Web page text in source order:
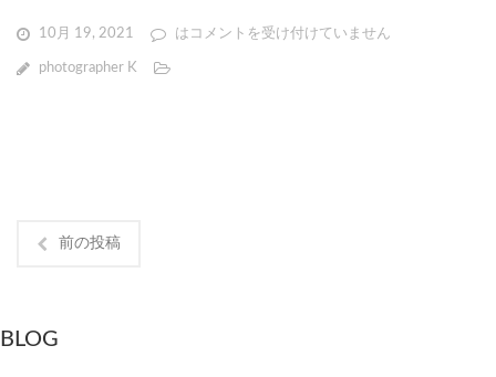
10月 19, 2021 は コメントを受け付けていません
photographer K
前の投稿
BLOG